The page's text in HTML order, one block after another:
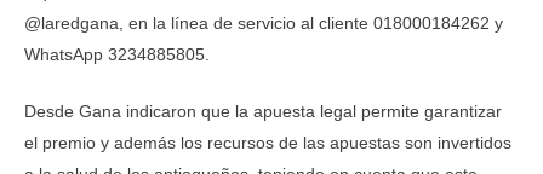
@laredgana, en la línea de servicio al cliente 018000184262 y
WhatsApp 3234885805.
Desde Gana indicaron que la apuesta legal permite garantizar
el premio y además los recursos de las apuestas son invertidos